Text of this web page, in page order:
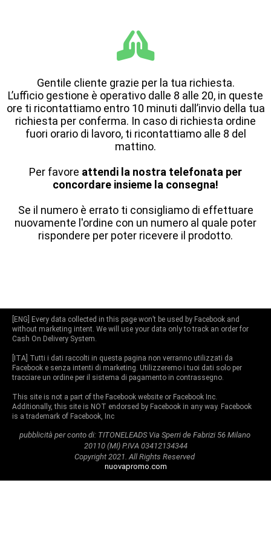
Gentile cliente grazie per la tua richiesta.
L’ufficio gestione è operativo dalle 8 alle 20, in queste
ore ti ricontattiamo entro 10 minuti dall’invio della tua
richiesta per conferma. In caso di richiesta ordine
fuori orario di lavoro, ti ricontattiamo alle 8 del
mattino.
Per favore attendi la nostra telefonata per
concordare insieme la consegna!
Se il numero è errato ti consigliamo di effettuare
nuovamente l'ordine con un numero al quale poter
rispondere per poter ricevere il prodotto.
[ENG] Every data collected in this page won’t be used by Facebook and
without marketing intent. We will use your data only to track an order for
Cash On Delivery System.
[ITA] Tutti i dati raccolti in questa pagina non verranno utilizzati da
Facebook e senza intenti di marketing. Utilizzeremo i tuoi dati solo per
tracciare un ordine per il sistema di pagamento in contrassegno.
This site is not a part of the Facebook website or Facebook Inc.
Additionally, this site is NOT endorsed by Facebook in any way. Facebook
is a trademark of Facebook, Inc
pubblicità per conto di: TITONELEADS Via Sperri de Fabrizi 56 Milano
20110 (MI) P.IVA 03412134344
Copyright 2021. All Rights Reserved
nuovapromo.com